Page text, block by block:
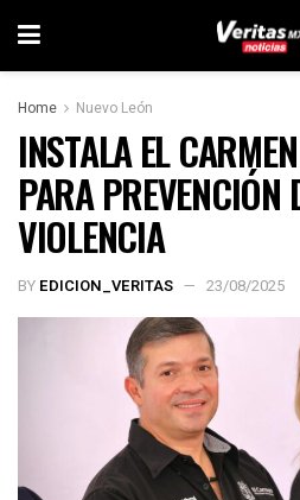
Home Nuevo León
INSTALA EL
PARA PREVENCIÓN
VIOLENCIA
BY EDICION_VERITAS 23/08/2025